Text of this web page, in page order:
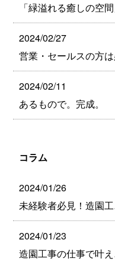
「緑溢れる癒しの空
2024/02/27
営業・セールスの方
2024/02/11
あるもので。完成。
コラム
2024/01/26
未経験者必見！造園
2024/01/23
造園工事の仕事で叶